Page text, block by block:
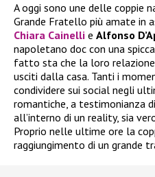
A oggi sono une delle coppie
Grande Fratello più amate in
Chiara Cainelli e Alfonso
napoletano doc con una
fatto sta che la loro
usciti dalla casa. Tanti i
condividere sui social negli
romantiche, a testimonianza
all’interno di un reality, sia
Proprio nelle ultime ore la
raggiungimento di un grande